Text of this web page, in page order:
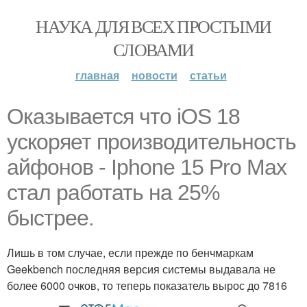
НАУКА ДЛЯ ВСЕХ ПРОСТЫМИ
СЛОВАМИ
главная новости статьи
Оказывается что iOS 18
ускоряет производительность
айфонов - Iphone 15 Pro Max
стал работать на 25%
быстрее.
Лишь в том случае, если прежде по бенчмаркам
Geekbench последняя версия системы выдавала не
более 6000 очков, то теперь показатель вырос до 7816